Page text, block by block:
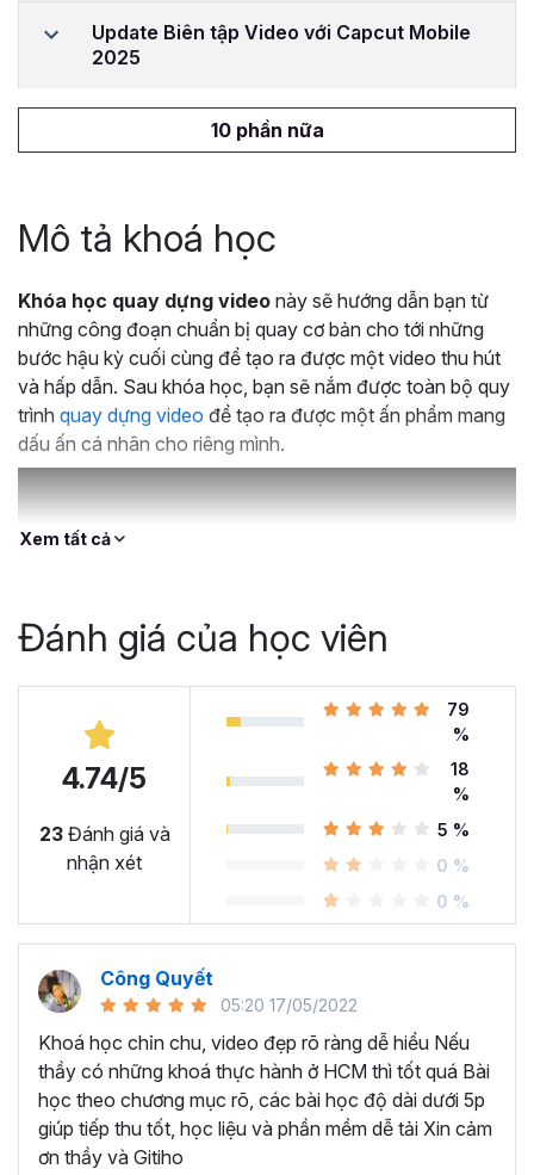
Update Biên tập Video với Capcut Mobile
2025
10 phần nữa
Mô tả khoá học
Khóa học quay dựng video này sẽ hướng dẫn bạn từ
những công đoạn chuẩn bị quay cơ bản cho tới những
bước hậu kỳ cuối cùng để tạo ra được một video thu hút
và hấp dẫn. Sau khóa học, bạn sẽ nắm được toàn bộ quy
trình quay dựng video để tạo ra được một ấn phẩm mang
dấu ấn cá nhân cho riêng mình.
BẠN SẼ HỌC ĐƯỢC NHỮNG KỸ NĂNG GÌ SAU KHÓA
HỌC QUAY PHIM VÀ DỰNG VIDEO?
Hiểu lý do vì sao video chính là dạng Content hấp
Nắm được các bước sản xuất và chỉnh sửa video từ
A-Z.
Làm chủ các kỹ năng quay phim cơ bản: cách điều
chỉnh ánh sáng, bố cục, động tác quay,...
Làm chủ các kỹ năng biên tập cơ bản: cách dựng,
cắt, tạo hiệu ứng, chỉnh màu cho video,... bằng
Capcutvà Premier.
Xem tất cả
Đánh giá của học viên
4.74/5
23Đánh giá và
nhận xét
79
%
18
%
5 %
0 %
0 %
Công Quyết
05:20 17/05/2022
Khoá học chỉn chu, video đẹp rõ ràng dễ hiểu Nếu
thầy có những khoá thực hành ở HCM thì tốt quá Bài
học theo chương mục rõ, các bài học độ dài dưới 5p
giúp tiếp thu tốt, học liệu và phần mềm dễ tải Xin cảm
ơn thầy và Gitiho